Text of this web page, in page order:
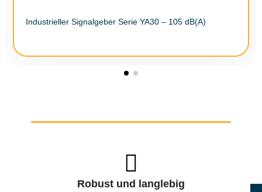
Industrieller Signalgeber Serie YA30 – 105 dB(A)
Robust und langlebig